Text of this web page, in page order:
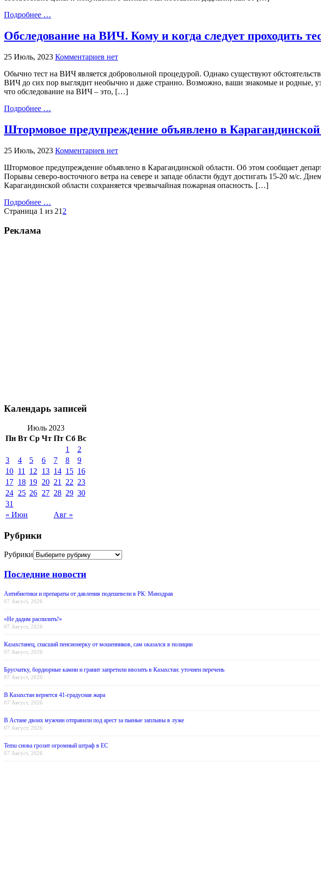
Подробнее …
Обследование на ВИЧ. Кому и когда следует проходить
25 Июль, 2023 Комментариев нет
Обычно тест на ВИЧ является добровольной процедурой. Однако существуют
ВИЧ до сих пор выглядит необычно и даже странно. Возможно, ваши знакомые и родные,
что обследование на ВИЧ – это, […]
Подробнее …
Штормовое предупреждение объявлено в Карагандинской
25 Июль, 2023 Комментариев нет
Штормовое предупреждение объявлено в Карагандинской области. Об этом сообщает
Порывы северо-восточного ветра на севере и западе области будут достигать 15-20 м/с.
Карагандинской области сохраняется чрезвычайная пожарная опасность. […]
Подробнее …
Страница 1 из 21 2
Реклама
Календарь записей
Июль 2023
Пн Вт Ср Чт Пт Сб Вс
« Июн Авг »
1
2
3
4 5 6 7 8
9
10 11 12 13 14 15 16
17 18 19 20 21 22 23
24 25 26 27 28 29 30
31
Рубрики
Рубрики
Последние новости
Антибиотики и препараты от давления подешевели в РК: Минздрав
07 Август, 2026
«Не дадим распилить!»
07 Август, 2026
Казахстанец, спасший пенсионерку от мошенников, сам оказался в полиции
07 Август, 2026
Брусчатку, бордюрные камни и гранит запретили ввозить в Казахстан: уточнен перечень
07 Август, 2026
В Казахстан вернется 41-градусная жара
07 Август, 2026
В Астане двоих мужчин отправили под арест за пьяные заплывы в луже
07 Август, 2026
Temu снова грозит огромный штраф в ЕС
07 Август, 2026